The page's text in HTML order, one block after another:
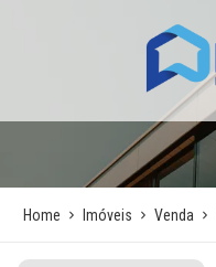
Home Imóveis Venda